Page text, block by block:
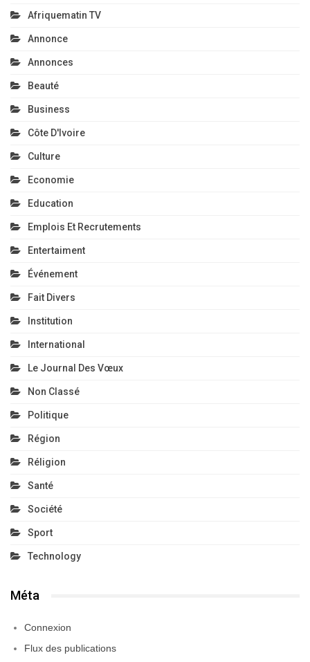
Afriquematin TV
Annonce
Annonces
Beauté
Business
Côte D'Ivoire
Culture
Economie
Education
Emplois Et Recrutements
Entertaiment
Événement
Fait Divers
Institution
International
Le Journal Des Vœux
Non Classé
Politique
Région
Réligion
Santé
Société
Sport
Technology
Méta
Connexion
Flux des publications